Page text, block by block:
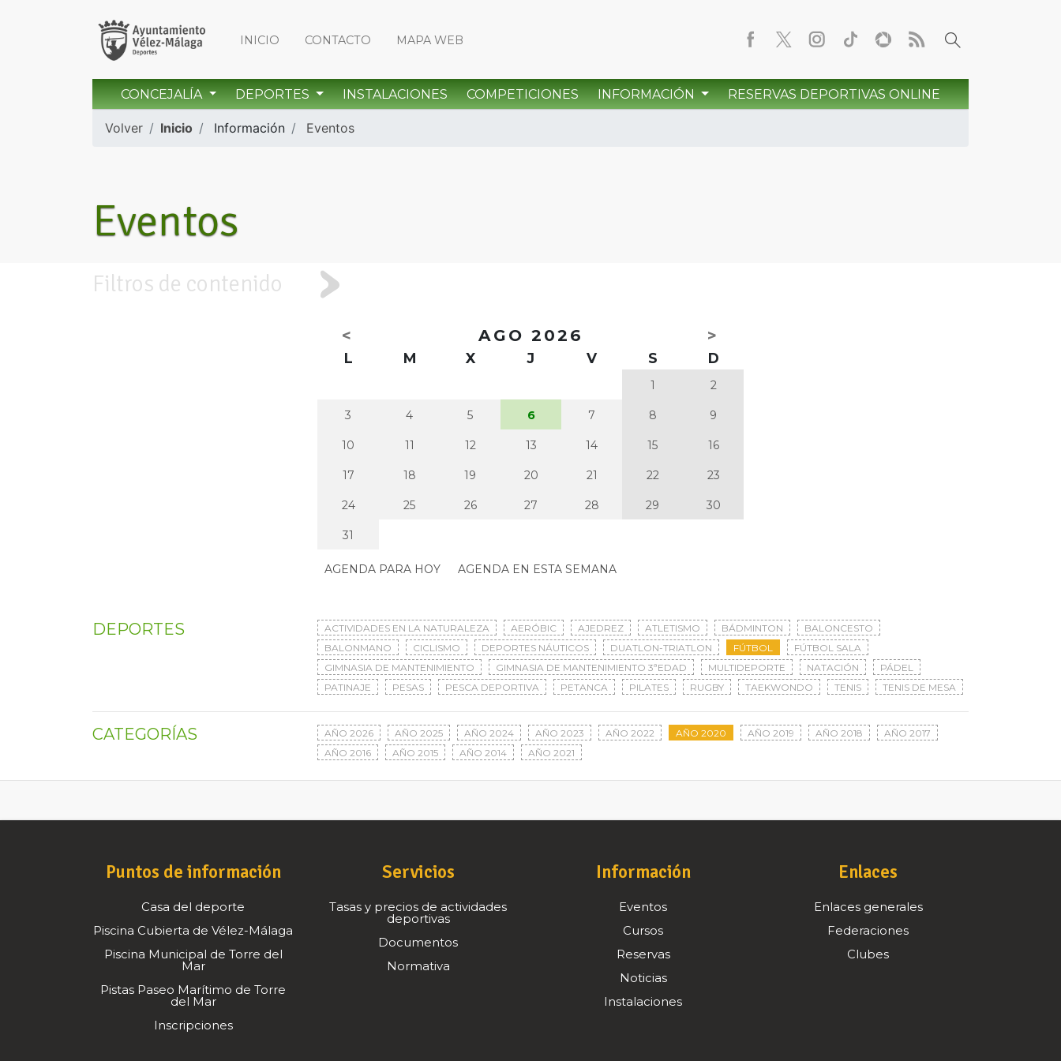
INICIO CONTACTO MAPA WEB
CONCEJALÍA DEPORTES INSTALACIONES COMPETICIONES INFORMACIÓN RESERVAS DEPORTIVAS ONLINE
Volver Inicio Información Eventos
Eventos
Filtros de contenido
< AGO 2026 >
L M X J V S D
1 2
3 4 5 6 7 8 9
10 11 12 13 14 15 16
17 18 19 20 21 22 23
24 25 26 27 28 29 30
31
AGENDA PARA HOY AGENDA EN ESTA SEMANA
DEPORTES ACTIVIDADES EN LA NATURALEZA AERÓBIC AJEDREZ ATLETISMO BÁDMINTON
BALONCESTO
BALONMANO
CICLISMO DEPORTES NÁUTICOS DUATLON-TRIATLON FÚTBOL
FÚTBOL SALA
GIMNASIA DE MANTENIMIENTO
GIMNASIA DE MANTENIMIENTO 3ªEDAD MULTIDEPORTE NATACIÓN
PÁDEL
PATINAJE
PESAS PESCA DEPORTIVA PETANCA PILATES RUGBY TAEKWONDO TENIS TENIS DE MESA
CATEGORÍAS AÑO 2026 AÑO 2025 AÑO 2024 AÑO 2023 AÑO 2022 AÑO 2020 AÑO 2019 AÑO 2018
AÑO 2017
AÑO 2016
AÑO 2015 AÑO 2014 AÑO 2021
Puntos de información
Casa del deporte
Piscina Cubierta de Vélez-Málaga
Piscina Municipal de Torre del
Mar
Pistas Paseo Marítimo de Torre
del Mar
Inscripciones
Servicios
Tasas y precios de actividades
deportivas
Documentos
Normativa
Información
Eventos
Cursos
Reservas
Noticias
Instalaciones
Enlaces
Enlaces generales
Federaciones
Clubes